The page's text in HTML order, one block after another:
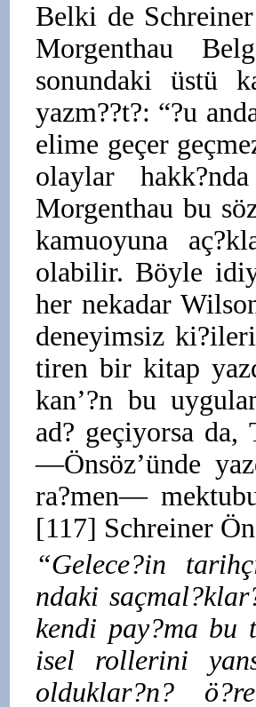
Belki de
Morgenthau
sonundaki üstü
yazm??t?: “?u
elime geçer
olaylar
Morgenthau bu
kamuoyuna
olabilir. Böyle
her nekadar
deneyimsiz
tiren bir kitap
kan’?n bu
ad? geçiyorsa da,
—Önsöz’ünde
ra?men—
[117] Schreiner
“Gelece?in
ndaki
kendi pay?ma
isel rollerini
olduklar?n?